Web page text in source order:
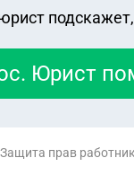
Юрист
Защита прав